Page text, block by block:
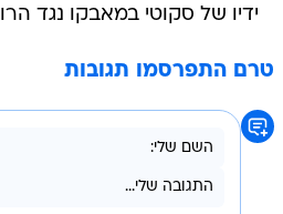
ידיו של סקוטי במאבקו נגד
טרם התפרסמו תגובות